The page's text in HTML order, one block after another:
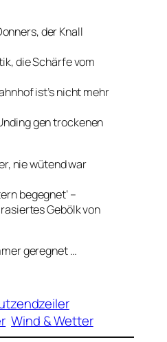
der Knall
die Schärfe vom
ist’s nicht mehr
gen trockenen
nie wütend war
begegnet‘ –
Gebölk von
geregnet …
Wind & Wetter